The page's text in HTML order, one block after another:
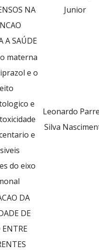
NA
A SAÚDE
Junior
materna
e o
e
e
do eixo
Leonardo
Silva
DA
DE
ENTRE